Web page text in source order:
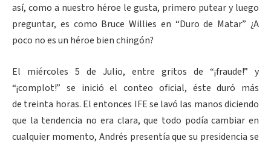
así, como a nuestro héroe le gusta, primero putear y luego
preguntar, es como Bruce Willies en “Duro de Matar” ¿A
poco no es un héroe bien chingón?
El miércoles 5 de Julio, entre gritos de “¡fraude!” y
“¡complot!” se inició el conteo oficial, éste duró más
de treinta horas. El entonces IFE se lavó las manos diciendo
que la tendencia no era clara, que todo podía cambiar en
cualquier momento, Andrés presentía que su presidencia se